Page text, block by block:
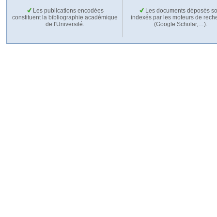
Les publications encodées
constituent la bibliographie académique
de l'Université.
Les documents déposés
indexés par les moteurs de
(Google Scholar,…).